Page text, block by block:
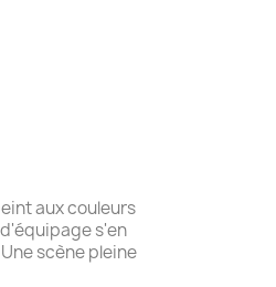
aux couleurs
s'en
scène pleine